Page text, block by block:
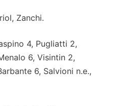
Zanchi.
4, Pugliatti 2,
6, Visintin 2,
6, Salvioni n.e.,